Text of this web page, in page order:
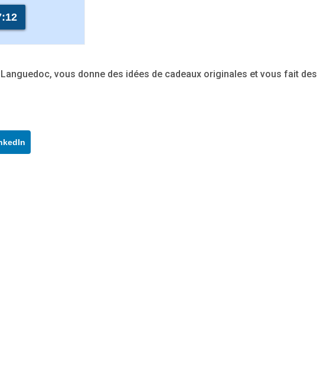
vous donne des idées de cadeaux originales et vous fait des